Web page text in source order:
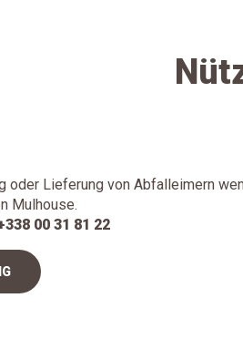
oder Lieferung von Abfalleimern
Mulhouse.
00 31 81 22